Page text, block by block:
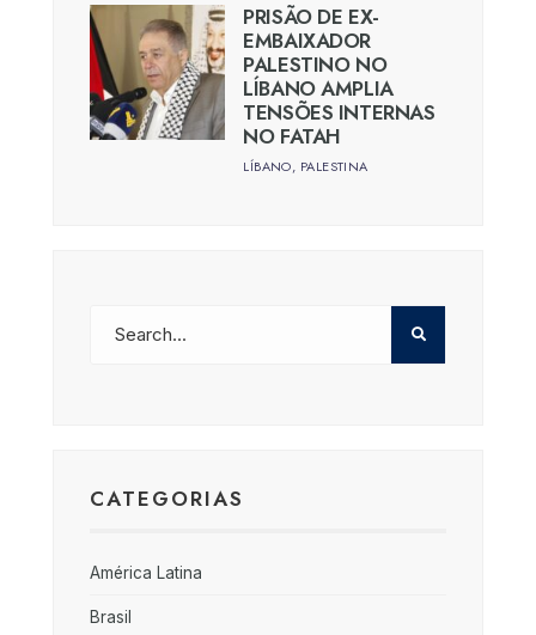
PRISÃO DE EX-
EMBAIXADOR
PALESTINO NO
LÍBANO AMPLIA
TENSÕES INTERNAS
NO FATAH
LÍBANO, PALESTINA
CATEGORIAS
América Latina
Brasil